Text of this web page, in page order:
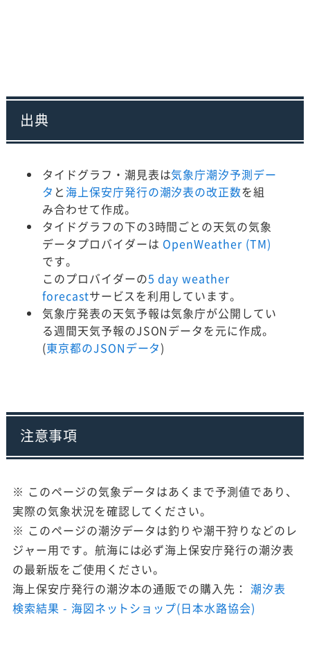
出典
タイドグラフ・潮見表は気象庁潮汐予測デー
タ と 海上保安庁発行の潮汐表の改正数を組
み合わせて作成。
タイドグラフの下の3時間ごとの天気の気象
データプロバイダーは OpenWeather (TM)
です。
このプロバイダーの5 day weather
forecastサービスを利用しています。
気象庁発表の天気予報は気象庁が公開してい
る週間天気予報のJSONデータを元に作成。
(東京都のJSONデータ)
注意事項
※ このページの気象データはあくまで予測値であり、
実際の気象状況を確認してください。
※ このページの潮汐データは釣りや潮干狩りなどのレ
ジャー用です。航海には必ず海上保安庁発行の潮汐表
の最新版をご使用ください。
海上保安庁発行の潮汐本の通販での購入先：潮汐表
検索結果 - 海図ネットショップ(日本水路協会)